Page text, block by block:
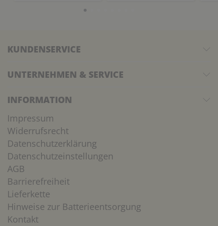
KUNDENSERVICE
UNTERNEHMEN & SERVICE
INFORMATION
Impressum
Widerrufsrecht
Datenschutzerklärung
Datenschutzeinstellungen
AGB
Barrierefreiheit
Lieferkette
Hinweise zur Batterieentsorgung
Kontakt